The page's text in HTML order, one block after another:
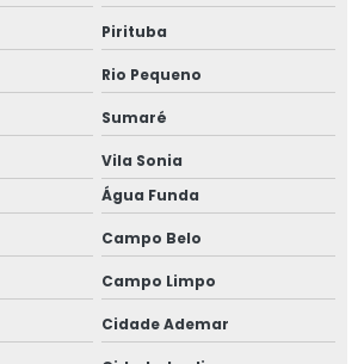
estrutural
em cálculo estrutural
Em Projeto Estrutural
em estrutura metálica
de engenharia civil
Estrutural
estrutural
Pirituba
Rio Pequeno
Sumaré
Vila Sonia
Água Funda
Campo Belo
Campo Limpo
Cidade Ademar